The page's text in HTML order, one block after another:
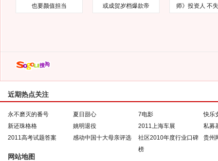
也要颜值担当
或成贺岁档爆款帝
师》投资人 不
近期热点关注
永不磨灭的番号 夏日甜心 7电影
快乐
新还珠格格
姚明退役 2011上海车展
私募
2011高考试题答案
感动中国十大母亲评选
社区2010年度行业口碑
榜
贵州
网站地图